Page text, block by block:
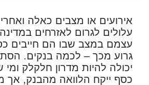
אירועים או מצבים כאלה ואחרים
עלולים לגרום לאזרחים במדינה
עצמם במצב שבו הם חייבים כסף
גרוע מכך – לכמה בנקים.
יכולה להיות מדרון חלקלק ומי
כסף ייקח הלוואה מהבנק, אך